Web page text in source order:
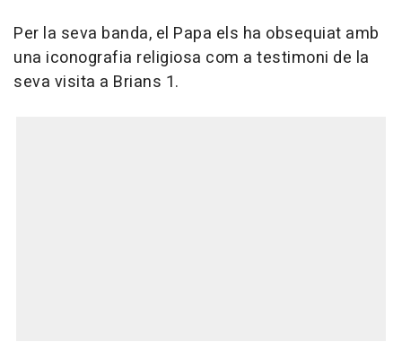
Per la seva banda, el Papa els ha obsequiat amb
una iconografia religiosa com a testimoni de la
seva visita a Brians 1.